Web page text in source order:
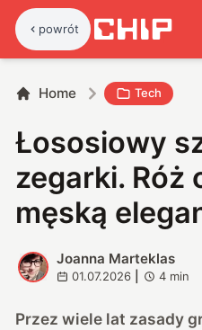
powrót
Home Tech
Łososiowy
zegarki. Róż
męską
J
Joanna Marteklas
01.07.2026 4 min
Przez wiele lat zasady